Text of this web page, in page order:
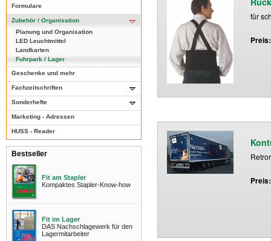
Formulare
Zubehör / Organisation
Planung und Organisation
LED Leuchtmittel
Landkarten
Fuhrpark / Lager
Geschenke und mehr
Fachzeitschriften
Sonderhefte
Marketing - Adressen
HUSS - Reader
Bestseller
Fit am Stapler
Kompaktes Stapler-Know-how
Fit im Lager
DAS Nachschlagewerk für den
Lagermitarbeiter
für